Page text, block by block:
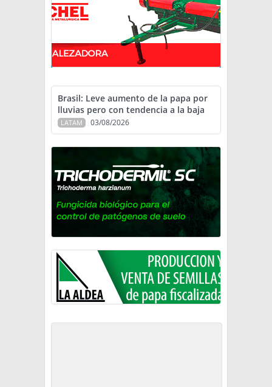
Brasil: Leve aumento de la papa por
lluvias pero con tendencia a la baja
LATAM 03/08/2026